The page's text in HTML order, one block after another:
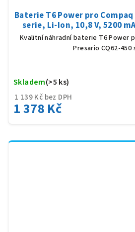
Baterie T6 Power pro
serie, Li-Ion, 10,8 V, 5200
Kvalitní náhradní baterie T6 Power
Presario CQ62-450
1 139 Kč bez DPH
1 378 Kč
Skladem(>5 ks)